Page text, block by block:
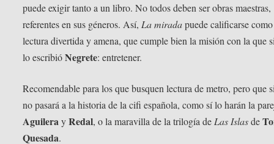
puede exigir tanto a un libro. No todos deben ser obras maestras,
referentes en sus géneros. Así, La miradapuede calificarse
lectura divertida y amena, que cumple bien la misión con la que
lo escribióNegrete: entretener.
Recomendable para los que busquen lectura de metro, pero que
no pasará a la historia de la cifi española, como sí lo harán la
Aguilera yRedal, o la maravilla de la trilogía de Las Islasde
Quesada.